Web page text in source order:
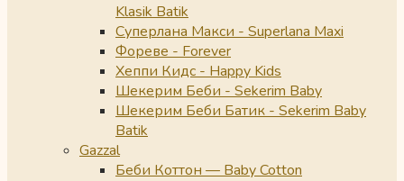
Klasik Batik
Суперлана Макси - Superlana Maxi
Фореве - Forever
Хеппи Кидс - Happy Kids
Шекерим Беби - Sekerim Baby
Шекерим Беби Батик - Sekerim Baby
Batik
Gazzal
Беби Коттон — Baby Cotton